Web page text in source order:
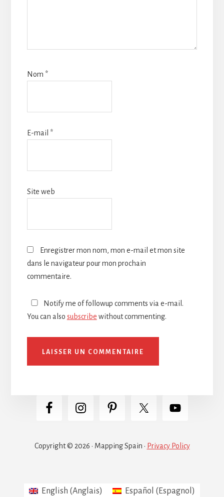
Nom *
E-mail *
Site web
Enregistrer mon nom, mon e-mail et mon site
dans le navigateur pour mon prochain
commentaire.
Notify me of followup comments via e-mail.
You can also subscribe without commenting.
Copyright © 2026 · Mapping Spain · Privacy Policy
English (Anglais) Español ( Espagnol)